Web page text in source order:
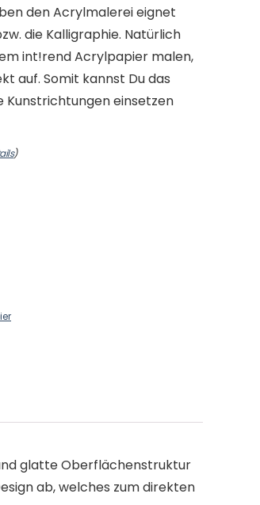
den Acrylmalerei eignet
die Kalligraphie. Natürlich
int!rend Acrylpapier malen,
auf. Somit kannst Du das
Kunstrichtungen einsetzen
)
und glatte Oberflächenstruktur
ab, welches zum direkten